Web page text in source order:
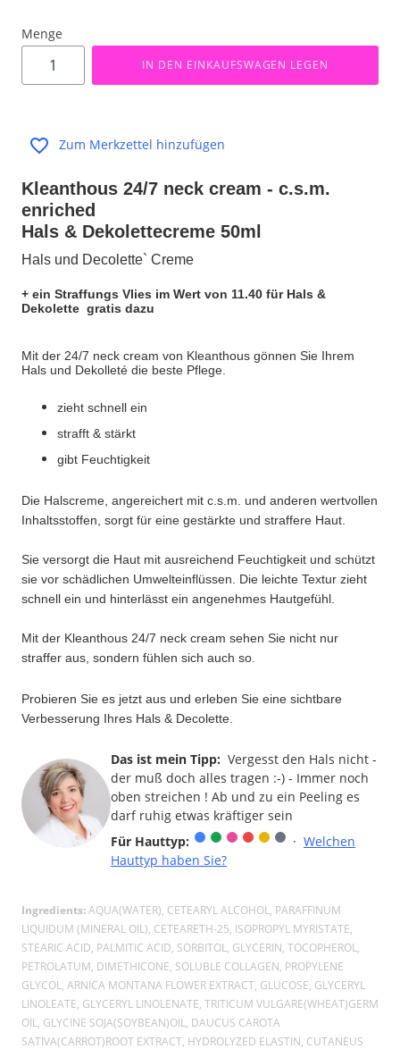
Menge
IN DEN EINKAUFSWAGEN LEGEN
Zum Merkzettel hinzufügen
Kleanthous 24/7 neck cream - c.s.m.
enriched
Hals & Dekolettecreme 50ml
Hals und Decolette` Creme
+ ein Straffungs Vlies im Wert von 11.40 für Hals &
Dekolette gratis dazu
Mit der 24/7 neck cream von Kleanthous gönnen Sie Ihrem
Hals und Dekolleté die beste Pflege.
zieht schnell ein
strafft & stärkt
gibt Feuchtigkeit
Die Halscreme, angereichert mit c.s.m. und anderen wertvollen
Inhaltsstoffen, sorgt für eine gestärkte und straffere Haut.
Sie versorgt die Haut mit ausreichend Feuchtigkeit und schützt
sie vor schädlichen Umwelteinflüssen. Die leichte Textur zieht
schnell ein und hinterlässt ein angenehmes Hautgefühl.
Mit der Kleanthous 24/7 neck cream sehen Sie nicht nur
straffer aus, sondern fühlen sich auch so.
Probieren Sie es jetzt aus und erleben Sie eine sichtbare
Verbesserung Ihres Hals & Decolette.
Das ist mein Tipp: Vergesst den Hals nicht -
der muß doch alles tragen :-) - Immer noch
oben streichen ! Ab und zu ein Peeling es
darf ruhig etwas kräftiger sein
Für Hauttyp:
· Welchen
Hauttyp haben Sie?
Ingredients:AQUA(WATER), CETEARYL ALCOHOL, PARAFFINUM
LIQUIDUM (MINERAL OIL), CETEARETH-25, ISOPROPYL MYRISTATE,
STEARIC ACID, PALMITIC ACID, SORBITOL, GLYCERIN, TOCOPHEROL,
PETROLATUM, DIMETHICONE, SOLUBLE COLLAGEN, PROPYLENE
GLYCOL, ARNICA MONTANA FLOWER EXTRACT, GLUCOSE, GLYCERYL
LINOLEATE, GLYCERYL LINOLENATE, TRITICUM VULGARE(WHEAT)GERM
OIL, GLYCINE SOJA(SOYBEAN)OIL, DAUCUS CAROTA
SATIVA(CARROT)ROOT EXTRACT, HYDROLYZED ELASTIN, CUTANEUS